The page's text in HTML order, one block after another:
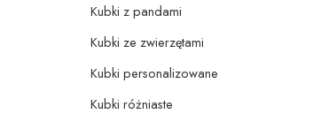
Kubki z pandami
Kubki ze zwierzętami
Kubki personalizowane
Kubki różniaste